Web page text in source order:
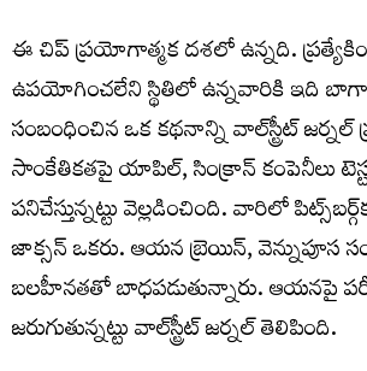
ఈ చిప్‌ ప్రయోగాత్మక దశలో ఉన్నది.
ఉపయోగించలేని స్థితిలో ఉన్నవారికి ఇది బాగా
సంబంధించిన ఒక కథనాన్ని వాల్‌స్ట్రీట్‌ జర్నల్‌
సాంకేతికతపై యాపిల్‌, సింక్రాన్‌ కంపెనీలు
పనిచేస్తున్నట్టు వెల్లడించింది. వారిలో
జాక్సన్‌ ఒకరు. ఆయన బ్రెయిన్‌, వెన్నుపూస
బలహీనతతో బాధపడుతున్నారు. ఆయనపై
జరుగుతున్నట్టు వాల్‌స్ట్రీట్‌ జర్నల్‌ తెలిపింది.